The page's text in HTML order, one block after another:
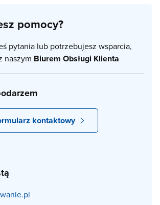
pomocy?
pytania lub potrzebujesz wsparcia,
naszym Biurem Obsługi Klienta
kontaktowy